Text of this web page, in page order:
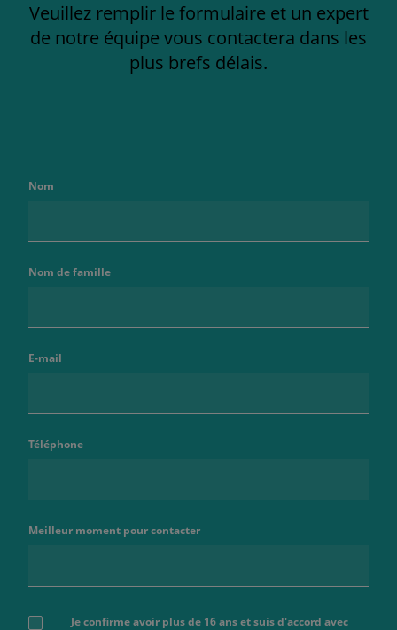
Veuillez remplir le formulaire et un expert
de notre équipe vous contactera dans les
plus brefs délais.
Nom
Nom de famille
E-mail
Téléphone
Meilleur moment pour contacter
Je confirme avoir plus de 16 ans et suis d'accord avec